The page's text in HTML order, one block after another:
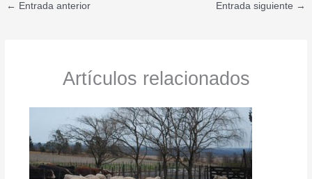
← Entrada anterior Entrada siguiente →
Artículos relacionados